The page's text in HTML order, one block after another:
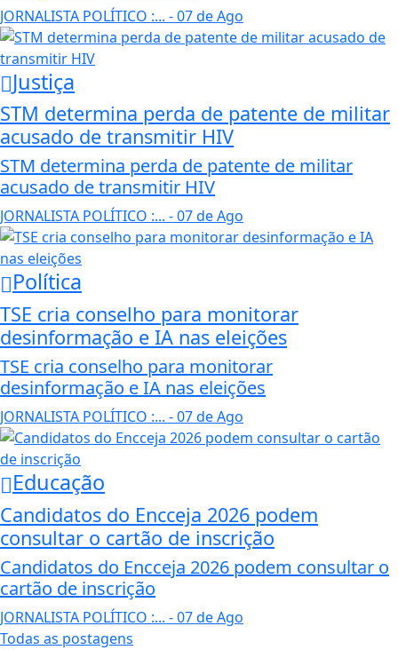
JORNALISTA POLÍTICO :... - 07 de Ago
Justiça
STM determina perda de patente de militar
acusado de transmitir HIV
STM determina perda de patente de militar
acusado de transmitir HIV
JORNALISTA POLÍTICO :... - 07 de Ago
Política
TSE cria conselho para monitorar
desinformação e IA nas eleições
TSE cria conselho para monitorar
desinformação e IA nas eleições
JORNALISTA POLÍTICO :... - 07 de Ago
Educação
Candidatos do Encceja 2026 podem
consultar o cartão de inscrição
Candidatos do Encceja 2026 podem consultar o
cartão de inscrição
JORNALISTA POLÍTICO :... - 07 de Ago
Todas as postagens